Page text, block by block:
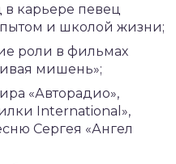
карьере певец
и школой жизни;
роли в фильмах
мишень»;
«Авторадио»,
International»,
Сергея «Ангел